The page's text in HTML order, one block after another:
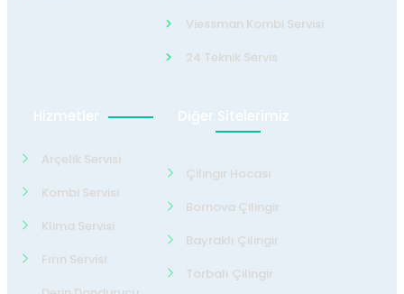
Viessman Kombi Servisi
24 Teknik Servis
Hizmetler
Arçelik Servisi
Kombi Servisi
Klima Servisi
Fırın Servisi
Diğer Sitelerimiz
Çilingir Hocası
Bornova Çilingir
Bayraklı Çilingir
Torbalı Çilingir